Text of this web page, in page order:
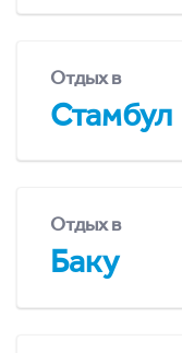
Отдых в
Стамбул
Отдых в
Баку